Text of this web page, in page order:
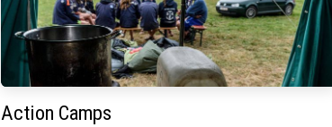
Action Camps